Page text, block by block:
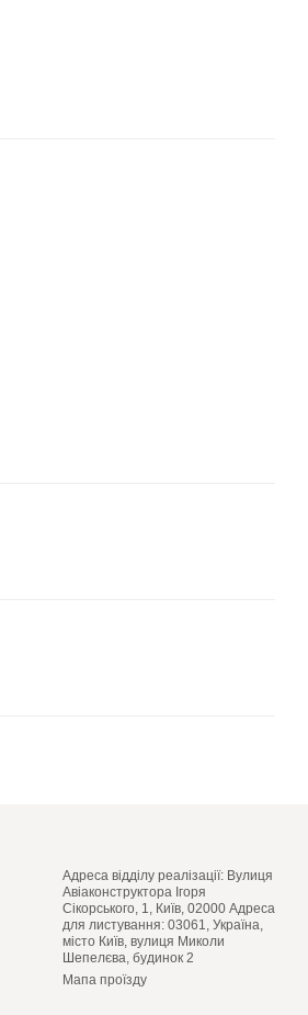
Адреса відділу реалізації: Вулиця
Авіаконструктора Ігоря
Сікорського, 1, Київ, 02000 Адреса
для листування: 03061, Україна,
місто Київ, вулиця Миколи
Шепелєва, будинок 2
Мапа проїзду